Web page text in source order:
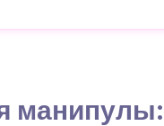
манипулы: